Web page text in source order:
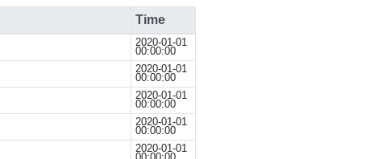
Time
2020-01-01
00:00:00
2020-01-01
00:00:00
2020-01-01
00:00:00
2020-01-01
00:00:00
2020-01-01